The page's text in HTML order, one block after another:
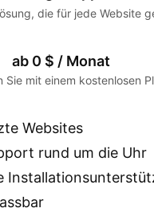
die für jede Website
ab 0 $ / Monat
Sie mit einem kostenlosen
Websites
rund um die Uhr